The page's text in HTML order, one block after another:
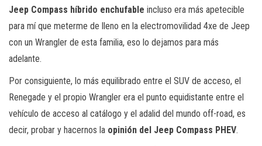
Jeep Compass híbrido enchufable incluso era más apetecible
para mí que meterme de lleno en la electromovilidad 4xe de Jeep
con un Wrangler de esta familia, eso lo dejamos para más
adelante.
Por consiguiente, lo más equilibrado entre el SUV de acceso, el
Renegade y el propio Wrangler era el punto equidistante entre el
vehículo de acceso al catálogo y el adalid del mundo off-road, es
decir, probar y hacernos la opinión del Jeep Compass PHEV.